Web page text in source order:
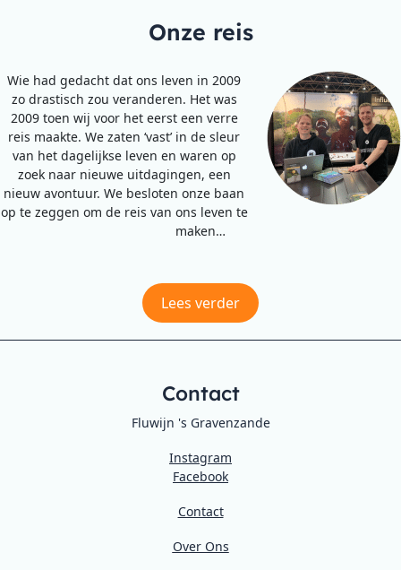
Onze reis
Wie had gedacht dat ons leven in 2009
zo drastisch zou veranderen. Het was
2009 toen wij voor het eerst een verre
reis maakte. We zaten ‘vast’ in de sleur
van het dagelijkse leven en waren op
zoek naar nieuwe uitdagingen, een
nieuw avontuur. We besloten onze baan
op te zeggen om de reis van ons leven te
maken…
Lees verder
Contact
Fluwijn 's Gravenzande
Instagram
Facebook
Contact
Over Ons